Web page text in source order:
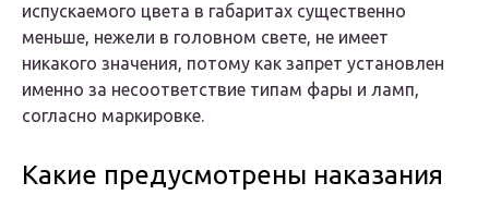
испускаемого цвета в габаритах существенно
меньше, нежели в головном свете, не имеет
никакого значения, потому как запрет установлен
именно за несоответствие типам фары и ламп,
согласно маркировке.
Какие предусмотрены наказания